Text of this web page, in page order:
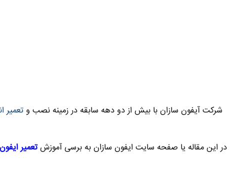
شرکت آیفون سازان با بیش از دو دهه سابقه در زمینه نصب و تعمیر
در این مقاله یا صفحه سایت ایفون سازان به برسی آموزشتعمیر